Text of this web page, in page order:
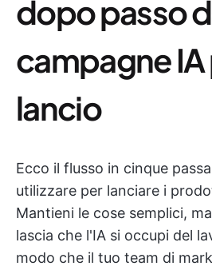
dopo passo
campagne IA
lancio
Ecco il flusso in cinque
utilizzare per lanciare i
Mantieni le cose semplici,
lascia che l'IA si occupi del
modo che il tuo team di